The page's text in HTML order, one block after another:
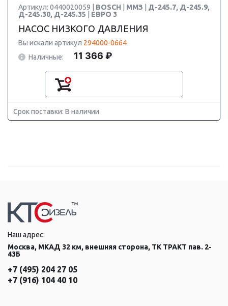
Артикул: 0440020059 | BOSCH ММЗ
Д-245.7, Д-245.9,
Д-245.30, Д-245.35
ЕВРО 3
НАСОС НИЗКОГО ДАВЛЕНИЯ
Вы искали артикул 294000-0664
Наличные:
11 366 ₽
Срок поставки: В наличии
Наш адрес:
Москва, МКАД 32 км, внешняя сторона, ТК ТРАКТ пав. 2-
43Б
+7 (495) 204 27 05
+7 (916) 104 40 10